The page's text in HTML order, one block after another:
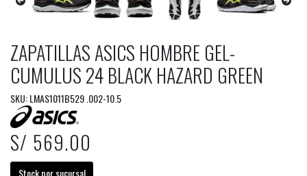
ZAPATILLAS ASICS HOMBRE GEL-
CUMULUS 24 BLACK HAZARD GREEN
SKU: LMAS1011B529 .002-10.5
S/ 569.00
Stock por sucursal